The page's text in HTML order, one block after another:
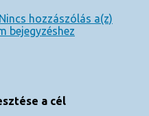
Nincs hozzászólás a(z)
bejegyzéshez
a cél